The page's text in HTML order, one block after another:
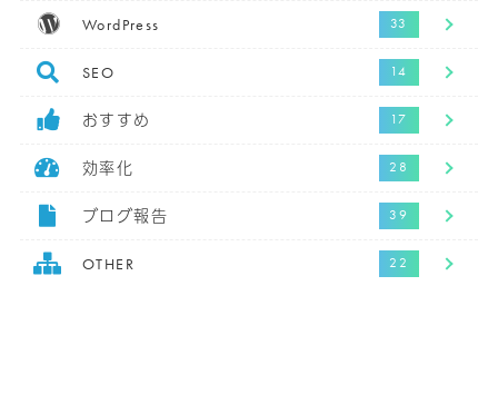
WordPress
SEO
おすすめ
効率化
ブログ報告
OTHER